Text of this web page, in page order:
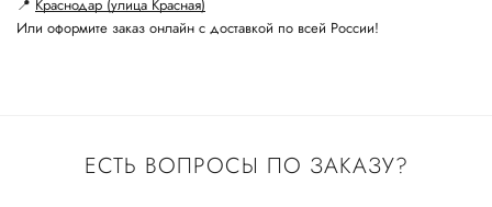
📍 Краснодар (улица Красная)
Или оформите заказ онлайн с доставкой по всей России!
ЕСТЬ ВОПРОСЫ ПО ЗАКАЗУ?